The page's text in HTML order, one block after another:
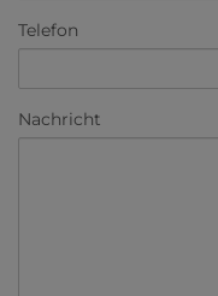
Telefon
Nachricht